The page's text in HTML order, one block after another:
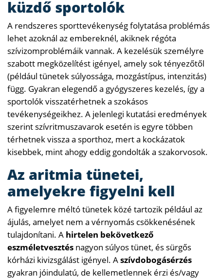
küzdő sportolók
A rendszeres sporttevékenység folytatása problémás
lehet azoknál az embereknél, akiknek régóta
szívizomproblémáik vannak. A kezelésük személyre
szabott megközelítést igényel, amely sok tényezőtől
(például tünetek súlyossága, mozgástípus, intenzitás)
függ. Gyakran elegendő a gyógyszeres kezelés, így a
sportolók visszatérhetnek a szokásos
tevékenységeikhez. A jelenlegi kutatási eredmények
szerint szívritmuszavarok esetén is egyre többen
térhetnek vissza a sporthoz, mert a kockázatok
kisebbek, mint ahogy eddig gondolták a szakorvosok.
Az aritmia tünetei,
amelyekre figyelni kell
A figyelemre méltó tünetek közé tartozik például az
ájulás, amelyet nem a vérnyomás csökkenésének
tulajdonítani. A hirtelen bekövetkező
eszméletvesztés nagyon súlyos tünet, és sürgős
kórházi kivizsgálást igényel. Aszívdobogásérzés
gyakran jóindulatú, de kellemetlennek érzi és/vagy